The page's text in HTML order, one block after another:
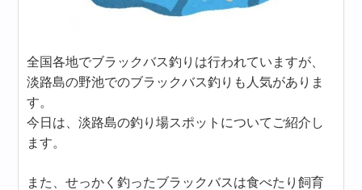
全国各地でブラックバス釣りは行われていますが、
淡路島の野池でのブラックバス釣りも人気がありま
す。
今日は、淡路島の釣り場スポットについてご紹介し
ます。
また、せっかく釣ったブラックバスは食べたり飼育